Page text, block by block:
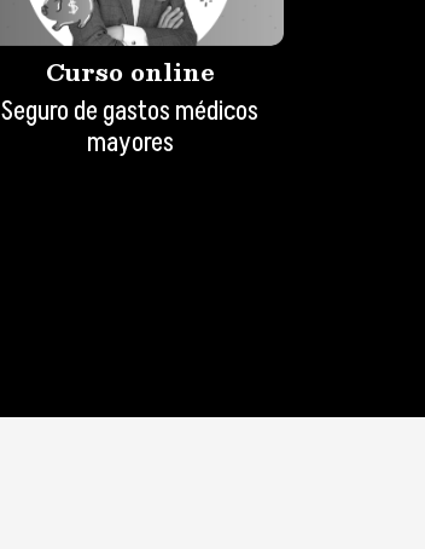
Curso online
Seguro de gastos médicos
mayores